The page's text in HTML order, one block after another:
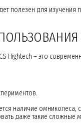
полезен для
Hightech – это
наличие омниколеса,
даже такие